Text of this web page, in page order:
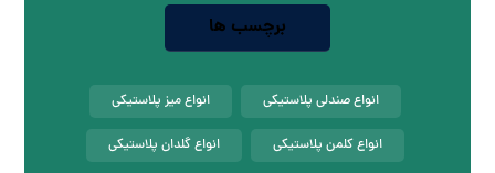
برچسب ها
انواع صندلی پلاستیکی انواع میز پلاستیکی
انواع کلمن پلاستیکی انواع گلدان پلاستیکی